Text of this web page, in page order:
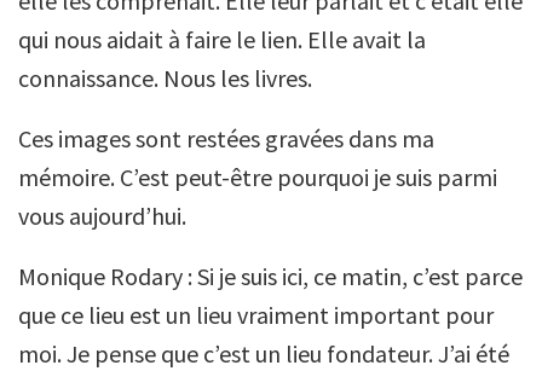
qui nous aidait à faire le lien. Elle avait la
connaissance. Nous les livres.
Ces images sont restées gravées dans ma
mémoire. C’est peut-être pourquoi je suis parmi
vous aujourd’hui.
Monique Rodary : Si je suis ici, ce matin, c’est parce
que ce lieu est un lieu vraiment important pour
moi. Je pense que c’est un lieu fondateur. J’ai été